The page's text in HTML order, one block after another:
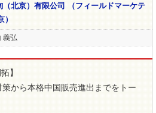
（北京）有限公司 （フィールドマーケテ
義弘
】
から本格中国販売進出までをトー